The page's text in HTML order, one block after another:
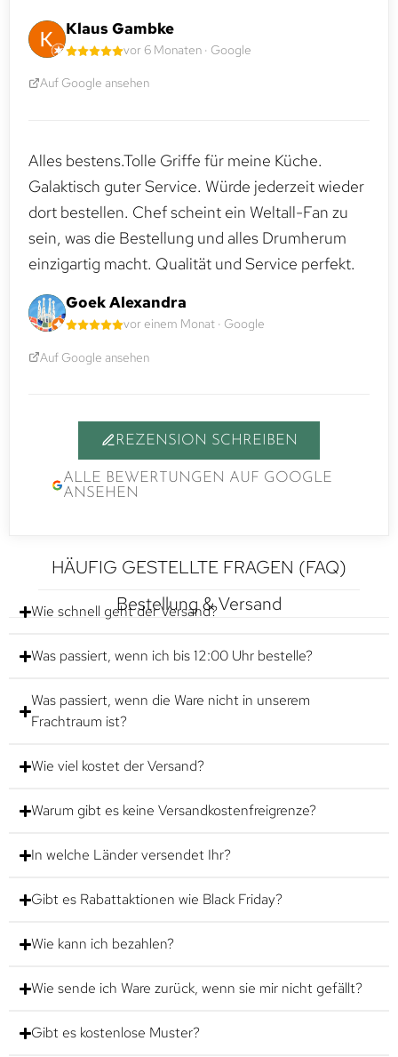
Klaus Gambke
vor 6 Monaten · Google
Auf Google ansehen
Alles bestens.Tolle Griffe für meine Küche.
Galaktisch guter Service. Würde jederzeit wieder
dort bestellen. Chef scheint ein Weltall-Fan zu
sein, was die Bestellung und alles Drumherum
einzigartig macht. Qualität und Service perfekt.
Goek Alexandra
vor einem Monat · Google
Auf Google ansehen
REZENSION SCHREIBEN
ALLE BEWERTUNGEN AUF GOOGLE
ANSEHEN
HÄUFIG GESTELLTE FRAGEN (FAQ)
Bestellung & Versand
Wie schnell geht der Versand?
Was passiert, wenn ich bis 12:00 Uhr bestelle?
Was passiert, wenn die Ware nicht in unserem
Frachtraum ist?
Wie viel kostet der Versand?
Warum gibt es keine Versandkostenfreigrenze?
In welche Länder versendet Ihr?
Gibt es Rabattaktionen wie Black Friday?
Wie kann ich bezahlen?
Wie sende ich Ware zurück, wenn sie mir nicht gefällt?
Gibt es kostenlose Muster?